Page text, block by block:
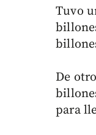
Tuvo
De
para